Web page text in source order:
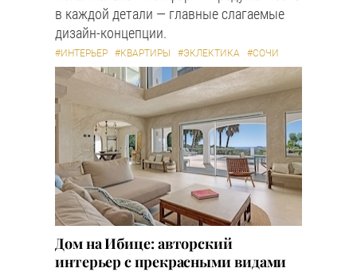
в каждой детали — главные слагаемые
дизайн-концепции.
#ИНТЕРЬЕР #КВАРТИРЫ #ЭКЛЕКТИКА #СОЧИ
Дом на Ибице: авторский
интерьер с прекрасными видами